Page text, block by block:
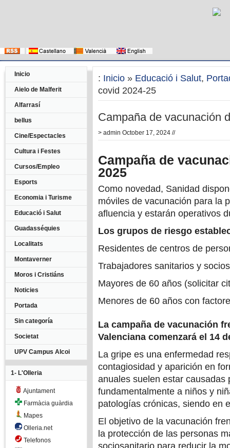
Inicio
Aielo de Malferit
Alfarrasí
bellus
Cine/Espectacles
Cultura i Festes
Cursos/Empleo
Esports
Economia i Turisme
Educació i Salut
Guadasséquies
Localitats
Montaverner
Moros i Cristiáns
Noticies
Portada
Sin categoría
Societat
UPV Campus Alcoi
1- L'Olleria
Ajuntament
Farmàcia guàrdia
Mapes
Olleria.net
Telefonos
: Inicio » Educació i Salut,
covid 2024-25
Campaña de vacunación
> admin October 17, 2024 //
Campaña de
2025
Como novedad, Sanidad
móviles de vacunación para la
afluencia y estarán operativos
Los grupos de riesgo
Residentes de centros de
Trabajadores sanitarios y
Mayores de 60 años (solicitar
Menores de 60 años con
La campaña de vacunación
Valenciana comenzará el 14
La gripe es una enfermedad
contagiosidad y aparición en
anuales suelen estar causadas
fundamentalmente a niños y
patologías crónicas, siendo en
El objetivo de la vacunación
la protección de las personas
sociosanitario para reducir la